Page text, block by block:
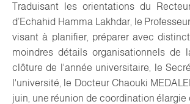
Traduisant les orientations du
d’Echahid Hamma Lakhdar, le Professeur
visant à planifier, préparer avec
moindres détails organisationnels de
clôture de l'année universitaire, le
l'université, le Docteur Chaouki
juin, une réunion de coordination élargie